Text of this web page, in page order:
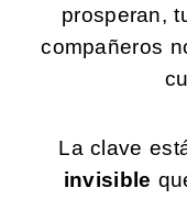
prosperan,
compañeros
La clave
invisible